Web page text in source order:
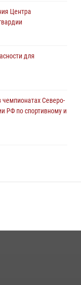
правопорядок в
двух
из баров в
Центра
для
чемпионатах Северо-
РФ по спортивному и
хулигана,